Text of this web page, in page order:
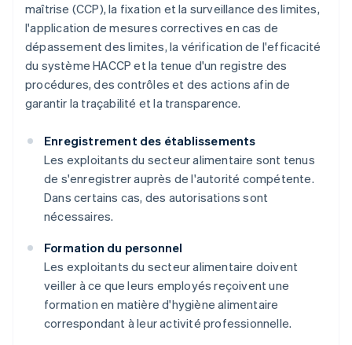
maîtrise (CCP), la fixation et la surveillance des limites,
l'application de mesures correctives en cas de
dépassement des limites, la vérification de l'efficacité
du système HACCP et la tenue d'un registre des
procédures, des contrôles et des actions afin de
garantir la traçabilité et la transparence.
Enregistrement des établissements
Les exploitants du secteur alimentaire sont tenus
de s'enregistrer auprès de l'autorité compétente.
Dans certains cas, des autorisations sont
nécessaires.
Formation du personnel
Les exploitants du secteur alimentaire doivent
veiller à ce que leurs employés reçoivent une
formation en matière d'hygiène alimentaire
correspondant à leur activité professionnelle.